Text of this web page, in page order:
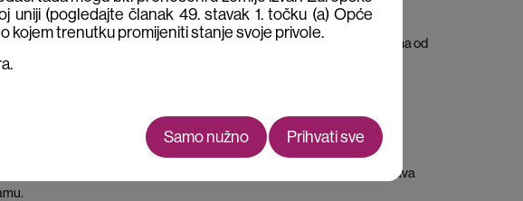
Zatezna kamata obračunava se na temelju broja stvarno proteklih dana od
prema uvjetima određenima od strane proizvođača odnosno prava
uniji (pogledajte članak 49. stavak 1. točku (a) Opće
kojem trenutku promijeniti stanje svoje privole.
Samo nužno Prihvati sve